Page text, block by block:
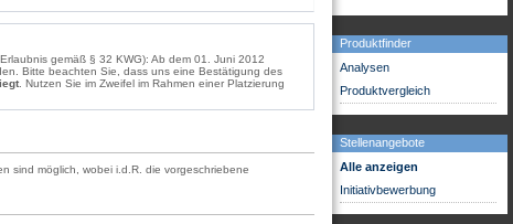
Produktfinder
Analysen
Produktvergleich
Stellenangebote
Alle anzeigen
Initiativbewerbung
gemäß § 32 KWG): Ab dem 01. Juni 2012
Bitte beachten Sie, dass uns eine Bestätigung des
. Nutzen Sie im Zweifel im Rahmen einer Platzierung
sind möglich, wobei i.d.R. die vorgeschriebene